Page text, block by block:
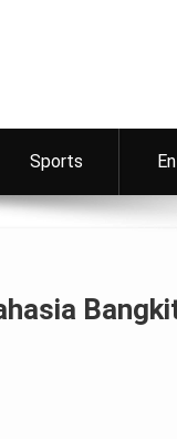
Sports